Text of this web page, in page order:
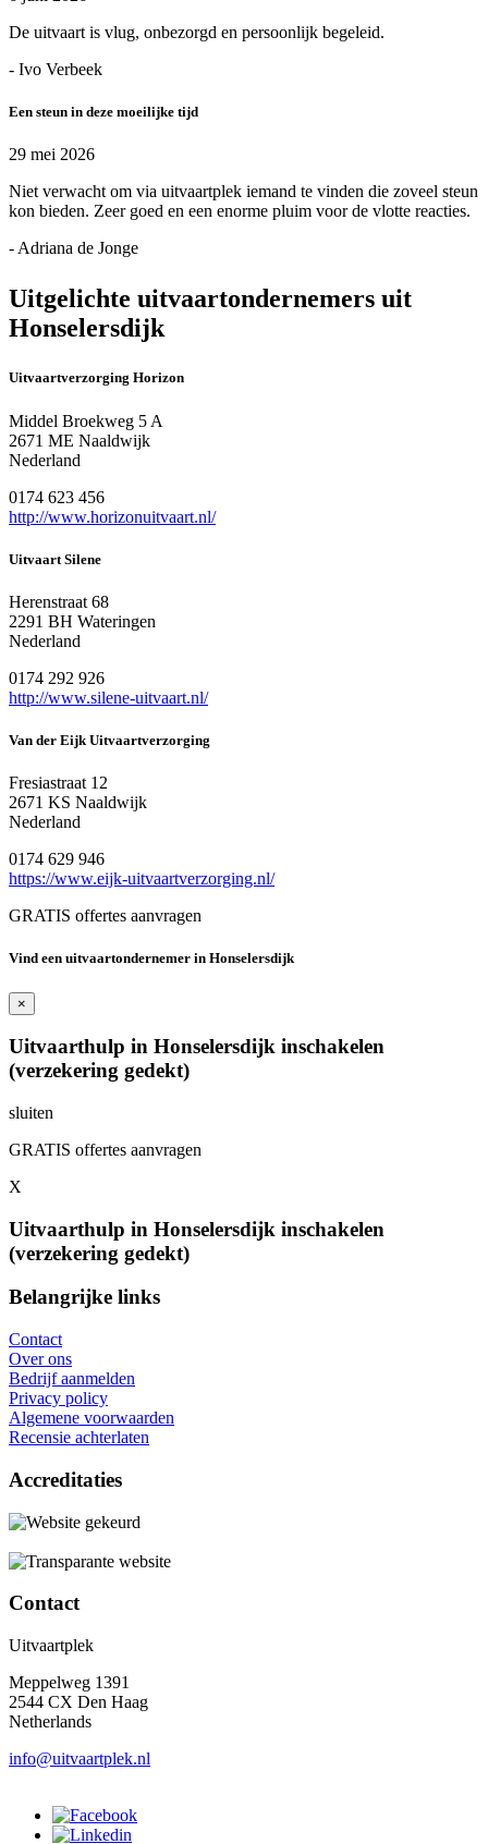
De uitvaart is vlug, onbezorgd en persoonlijk begeleid.
- Ivo Verbeek
Een steun in deze moeilijke tijd
29 mei 2026
Niet verwacht om via uitvaartplek iemand te vinden die zoveel steun
kon bieden. Zeer goed en een enorme pluim voor de vlotte reacties.
- Adriana de Jonge
Uitgelichte uitvaartondernemers uit
Honselersdijk
Uitvaartverzorging Horizon
Middel Broekweg 5 A
2671 ME Naaldwijk
Nederland
0174 623 456
http://www.horizonuitvaart.nl/
Uitvaart Silene
Herenstraat 68
2291 BH Wateringen
Nederland
0174 292 926
http://www.silene-uitvaart.nl/
Van der Eijk Uitvaartverzorging
Fresiastraat 12
2671 KS Naaldwijk
Nederland
0174 629 946
https://www.eijk-uitvaartverzorging.nl/
GRATIS offertes aanvragen
Vind een uitvaartondernemer in Honselersdijk
×
Uitvaarthulp in Honselersdijk inschakelen
(verzekering gedekt)
sluiten
GRATIS offertes aanvragen
X
Uitvaarthulp in Honselersdijk inschakelen
(verzekering gedekt)
Belangrijke links
Contact
Over ons
Bedrijf aanmelden
Privacy policy
Algemene voorwaarden
Recensie achterlaten
Accreditaties
Contact
Uitvaartplek
Meppelweg 1391
2544 CX Den Haag
Netherlands
info@uitvaartplek.nl